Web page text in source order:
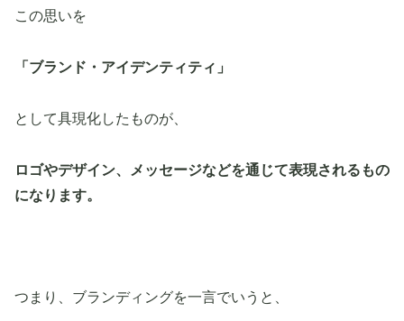
この思いを
「ブランド・アイデンティティ」
として具現化したものが、
ロゴやデザイン、メッセージなどを通じて表現されるもの
になります。
つまり、ブランディングを一言でいうと、